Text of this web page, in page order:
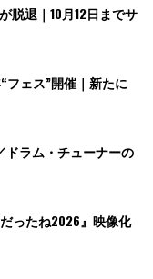
脱退｜10月12日までサ
フェス”開催｜新たに
ドラム・チューナーの
ったね2026』映像化